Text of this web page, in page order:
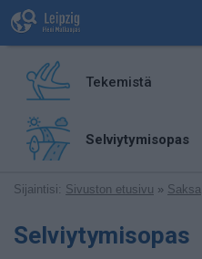
Tekemistä
Selviytymisopas
Sijaintisi: Sivuston etusivu » Saksa
Selviytymisopas